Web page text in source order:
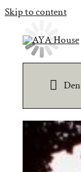
Skip to content
Events